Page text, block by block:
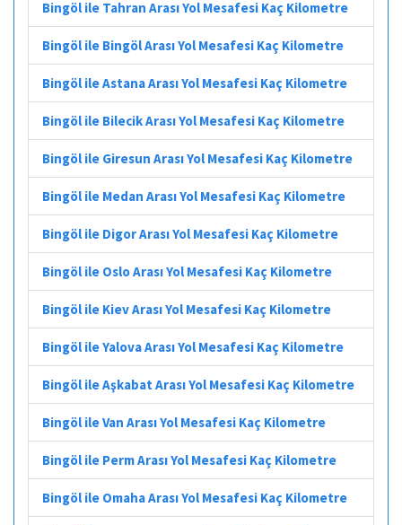
Bingöl ile Tahran Arası Yol Mesafesi Kaç Kilometre
Bingöl ile Bingöl Arası Yol Mesafesi Kaç Kilometre
Bingöl ile Astana Arası Yol Mesafesi Kaç Kilometre
Bingöl ile Bilecik Arası Yol Mesafesi Kaç Kilometre
Bingöl ile Giresun Arası Yol Mesafesi Kaç Kilometre
Bingöl ile Medan Arası Yol Mesafesi Kaç Kilometre
Bingöl ile Digor Arası Yol Mesafesi Kaç Kilometre
Bingöl ile Oslo Arası Yol Mesafesi Kaç Kilometre
Bingöl ile Kiev Arası Yol Mesafesi Kaç Kilometre
Bingöl ile Yalova Arası Yol Mesafesi Kaç Kilometre
Bingöl ile Aşkabat Arası Yol Mesafesi Kaç Kilometre
Bingöl ile Van Arası Yol Mesafesi Kaç Kilometre
Bingöl ile Perm Arası Yol Mesafesi Kaç Kilometre
Bingöl ile Omaha Arası Yol Mesafesi Kaç Kilometre